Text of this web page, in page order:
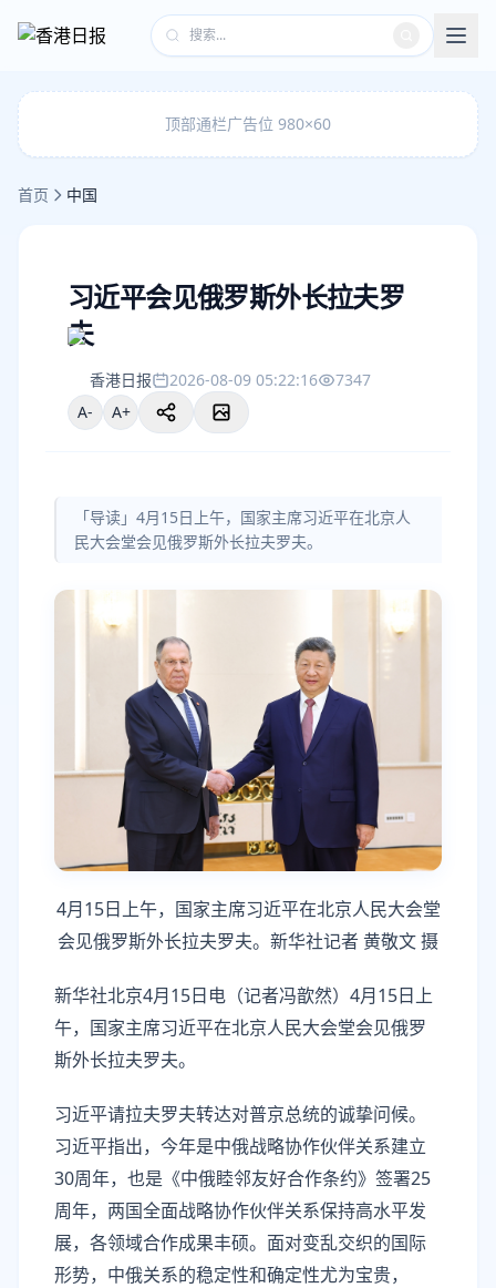
顶部通栏广告位 980×60
首页 中国
习近平会见俄罗斯外长拉夫罗
夫
香港日报 2026-08-09 05:22:16
7347
A-
A+
「导读」4月15日上午，国家主席习近平在北京人
民大会堂会见俄罗斯外长拉夫罗夫。
4月15日上午，国家主席习近平在北京人民大会堂
会见俄罗斯外长拉夫罗夫。新华社记者 黄敬文 摄
新华社北京4月15日电（记者冯歆然）4月15日上
午，国家主席习近平在北京人民大会堂会见俄罗
斯外长拉夫罗夫。
习近平请拉夫罗夫转达对普京总统的诚挚问候。
习近平指出，今年是中俄战略协作伙伴关系建立
30周年，也是《中俄睦邻友好合作条约》签署25
周年，两国全面战略协作伙伴关系保持高水平发
展，各领域合作成果丰硕。面对变乱交织的国际
形势，中俄关系的稳定性和确定性尤为宝贵，